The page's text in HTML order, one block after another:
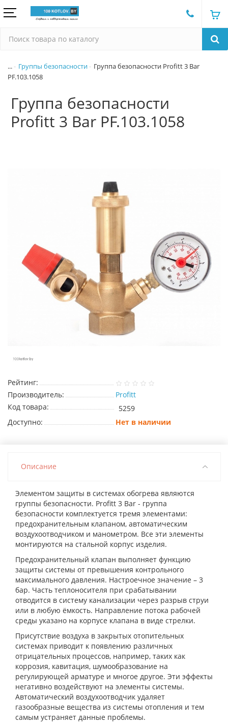
... Группы безопасности
Группа безопасности Profitt 3 Bar
PF.103.1058
Группа безопасности
Profitt 3 Bar PF.103.1058
Рейтинг:
Производитель:
Profitt
Код товара:
5259
Доступно:
Нет в наличии
Описание
Элементом защиты в системах обогрева являются
группы безопасности. Profitt 3 Bar - группа
безопасности комплектуется тремя элементами:
предохранительным клапаном, автоматическим
воздухоотводчиком и манометром. Все эти элементы
монтируются на стальной корпус изделия.
Предохранительный клапан выполняет функцию
защиты системы от превышения контрольного
максимального давления. Настроечное значение – 3
бар. Часть теплоносителя при срабатывании
отводится в систему канализации через разрыв струи
или в любую ёмкость. Направление потока рабочей
среды указано на корпусе клапана в виде стрелки.
Присутствие воздуха в закрытых отопительных
системах приводит к появлению различных
отрицательных процессов, например, таких как
коррозия, кавитация, шумообразование на
регулирующей арматуре и многое другое. Эти эффекты
негативно воздействуют на элементы системы.
Автоматический воздухоотводчик удаляет
газообразные вещества из системы отопления и тем
самым устраняет данные проблемы.